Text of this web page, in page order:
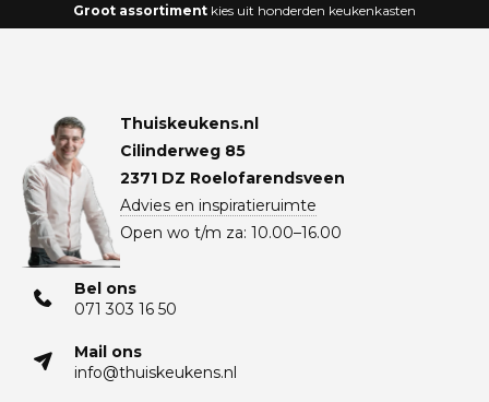
Groot assortiment kies uit honderden keukenkasten
Thuiskeukens.nl
Cilinderweg 85
2371 DZ Roelofarendsveen
Advies en inspiratieruimte
Open wo t/m za: 10.00–16.00
Bel ons
071 303 16 50
Mail ons
info@thuiskeukens.nl